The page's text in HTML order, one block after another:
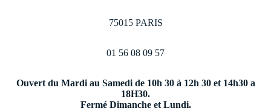
75015 PARIS
01 56 08 09 57
Ouvert du Mardi au Samedi de 10h 30 à 12h 30 et 14h30 a
18H30.
Fermé Dimanche et Lundi.